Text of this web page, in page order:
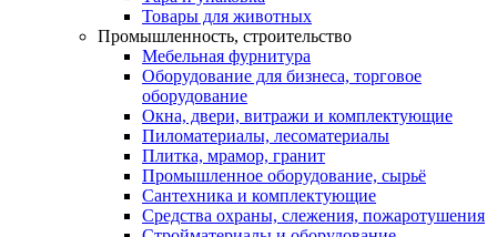
Товары для животных
Промышленность, строительство
Мебельная фурнитура
Оборудование для бизнеса, торговое
оборудование
Окна, двери, витражи и комплектующие
Пиломатериалы, лесоматериалы
Плитка, мрамор, гранит
Промышленное оборудование, сырьё
Сантехника и комплектующие
Средства охраны, слежения, пожаротушения